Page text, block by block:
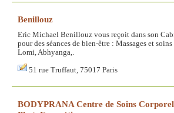
Benillouz
Eric Michael Benillouz vous reçoit dans son
pour des séances de bien-être : Massages et
Lomi, Abhyanga,.
51 rue Truffaut, 75017 Paris
BODYPRANA Centre de Soins